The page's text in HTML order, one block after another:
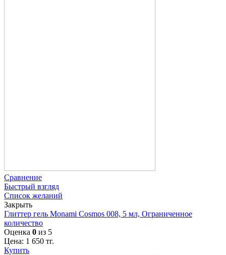
Сравнение
Быстрый взгляд
Список желаний
Закрыть
Глиттер гель Monami Cosmos 008, 5 мл, Ограниченное
количество
Оценка 0 из 5
Цена: 1 650 тг.
Купить